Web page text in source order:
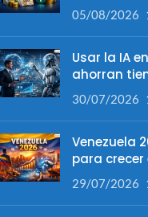
05/08/2026
Usar la IA
ahorran
30/07/2026
Venezuela
para
29/07/2026